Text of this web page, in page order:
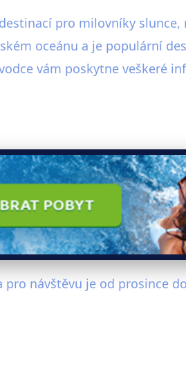
pro milovníky slunce,
oceánu a je populární
vám poskytne veškeré
návštěvu je od prosince